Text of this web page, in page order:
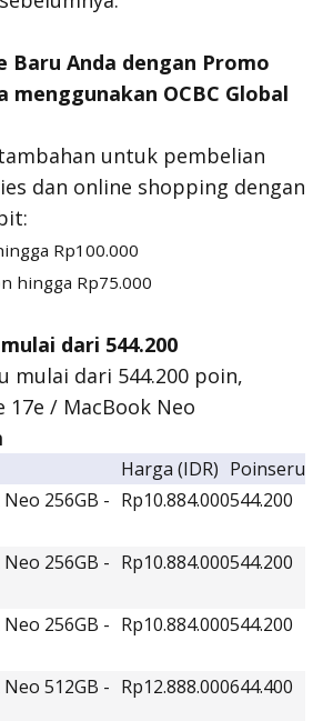
Baru Anda dengan Promo
menggunakan OCBC Global
untuk pembelian
dan online shopping dengan
Rp100.000
hingga Rp75.000
dari 544.200
mulai dari 544.200 poin,
17e / MacBook Neo
Harga (IDR) Poinseru
256GB - Rp10.884.000544.200
256GB - Rp10.884.000544.200
256GB - Rp10.884.000544.200
512GB - Rp12.888.000644.400